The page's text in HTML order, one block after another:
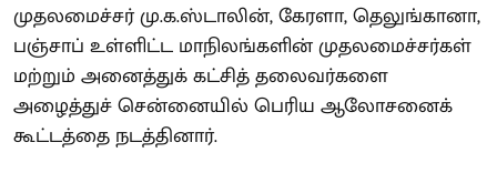
முதலமைச்சர் மு.க.ஸ்டாலின், கேரளா, தெலுங்கானா,
பஞ்சாப் உள்ளிட்ட மாநிலங்களின் முதலமைச்சர்கள்
மற்றும் அனைத்துக் கட்சித் தலைவர்களை
அழைத்துச் சென்னையில் பெரிய ஆலோசனைக்
கூட்டத்தை நடத்தினார்.